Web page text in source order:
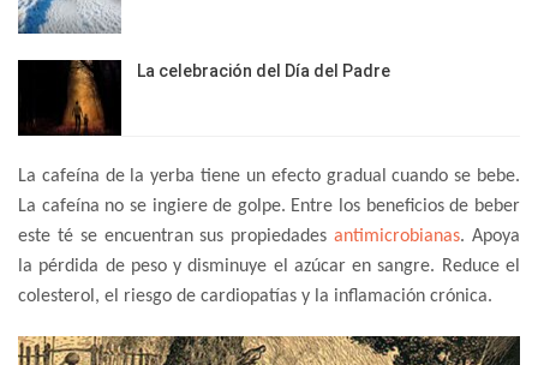
La celebración del Día del Padre
La cafeína de la yerba tiene un efecto gradual cuando se bebe.
La cafeína no se ingiere de golpe. Entre los beneficios de beber
este té se encuentran sus propiedadesantimicrobianas. Apoya
la pérdida de peso y disminuye el azúcar en sangre. Reduce el
colesterol, el riesgo de cardiopatías y la inflamación crónica.